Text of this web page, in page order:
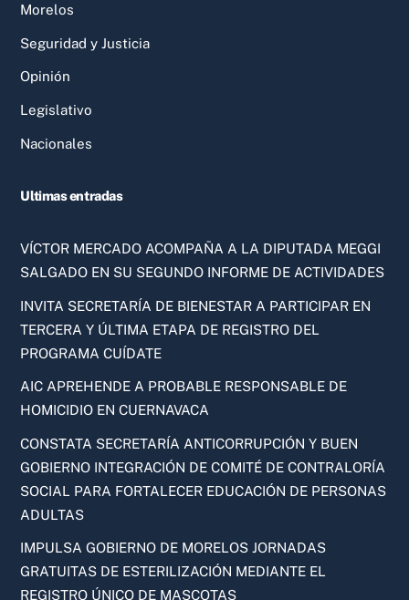
Morelos
Seguridad y Justicia
Opinión
Legislativo
Nacionales
Ultimas entradas
VÍCTOR MERCADO ACOMPAÑA A LA DIPUTADA MEGGI
SALGADO EN SU SEGUNDO INFORME DE ACTIVIDADES
INVITA SECRETARÍA DE BIENESTAR A PARTICIPAR EN
TERCERA Y ÚLTIMA ETAPA DE REGISTRO DEL
PROGRAMA CUÍDATE
AIC APREHENDE A PROBABLE RESPONSABLE DE
HOMICIDIO EN CUERNAVACA
CONSTATA SECRETARÍA ANTICORRUPCIÓN Y BUEN
GOBIERNO INTEGRACIÓN DE COMITÉ DE CONTRALORÍA
SOCIAL PARA FORTALECER EDUCACIÓN DE PERSONAS
ADULTAS
IMPULSA GOBIERNO DE MORELOS JORNADAS
GRATUITAS DE ESTERILIZACIÓN MEDIANTE EL
REGISTRO ÚNICO DE MASCOTAS